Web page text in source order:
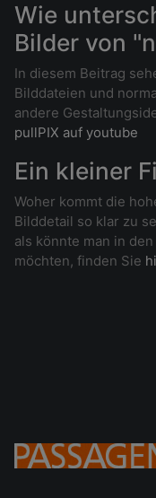
Wie
Bilder von
In diesem Beitrag
Bilddateien und
andere
pullPIX auf youtube
Ein kleiner
Woher kommt die
Bilddetail so klar zu
als könnte man in
möchten, finden Sie